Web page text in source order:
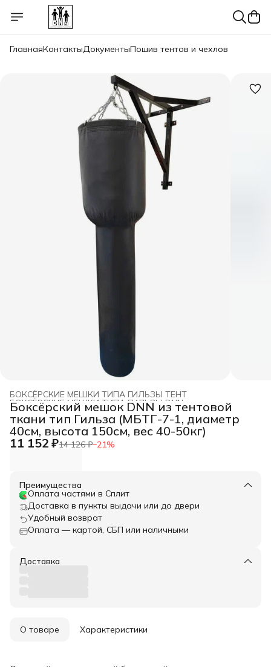
ГлавнаяКонтактыДокументыПошив тентов и чехлов
БОКСЁРСКИЕ МЕШКИ ТИПА ГИЛЬЗЫ ТЕНТ
БОКСЁРСКИЕ МЕШКИ ТИПА ГИЛЬЗЫ DNN ›
БОКСЕРСКИЕ МЕШКИ DNN ›
Главная ›
Боксёрский мешок DNN из тентовой
ткани тип Гильза (МБТГ-7-1, диаметр
40см, высота 150см, вес 40-50кг)
11 152 ₽14 126 ₽−21%
Преимущества
Оплата частями в Сплит
Доставка в пункты выдачи или до двери
Удобный возврат
Оплата — картой, СБП или наличными
Доставка
О товаре Характеристики